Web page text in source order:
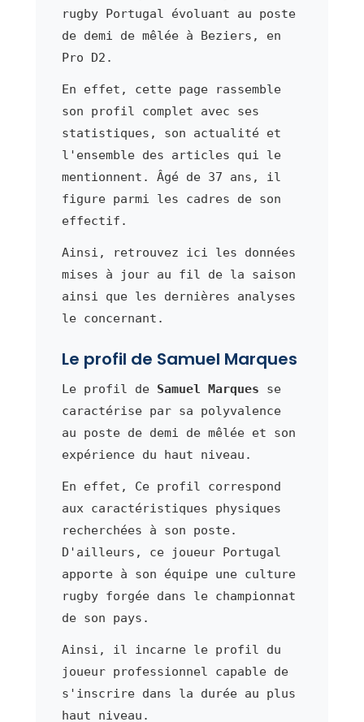
rugby Portugal évoluant au poste
de demi de mêlée à Beziers, en
Pro D2.
En effet, cette page rassemble
son profil complet avec ses
statistiques, son actualité et
l'ensemble des articles qui le
mentionnent. Âgé de 37 ans, il
figure parmi les cadres de son
effectif.
Ainsi, retrouvez ici les données
mises à jour au fil de la saison
ainsi que les dernières analyses
le concernant.
Le profil de Samuel Marques
Le profil de Samuel Marques se
caractérise par sa polyvalence
au poste de demi de mêlée et son
expérience du haut niveau.
En effet, Ce profil correspond
aux caractéristiques physiques
recherchées à son poste.
D'ailleurs, ce joueur Portugal
apporte à son équipe une culture
rugby forgée dans le championnat
de son pays.
Ainsi, il incarne le profil du
joueur professionnel capable de
s'inscrire dans la durée au plus
haut niveau.